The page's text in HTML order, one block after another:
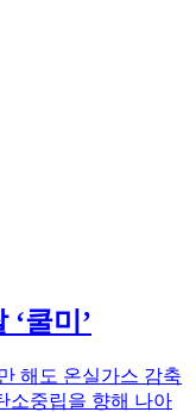
쿨미’
해도 온실가스 감축
소중립을 향해 나아